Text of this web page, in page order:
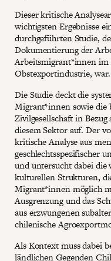
Dieser kritische
wichtigsten Ergebnisse
durchgeführten Studie,
Dokumentierung der
Arbeitsmigrant*innen im
Obstexportindustrie, war.
Die Studie deckt die
Migrant*innen sowie die
Zivilgesellschaft in
diesem Sektor auf. Der
kritische Analyse aus
geschlechtsspezifischer
und untersucht dabei
kulturellen Strukturen,
Migrant*innen möglich
Ausgrenzung und das
aus erzwungenen
chilenische
Als Kontext muss dabei
ländlichen Gegenden